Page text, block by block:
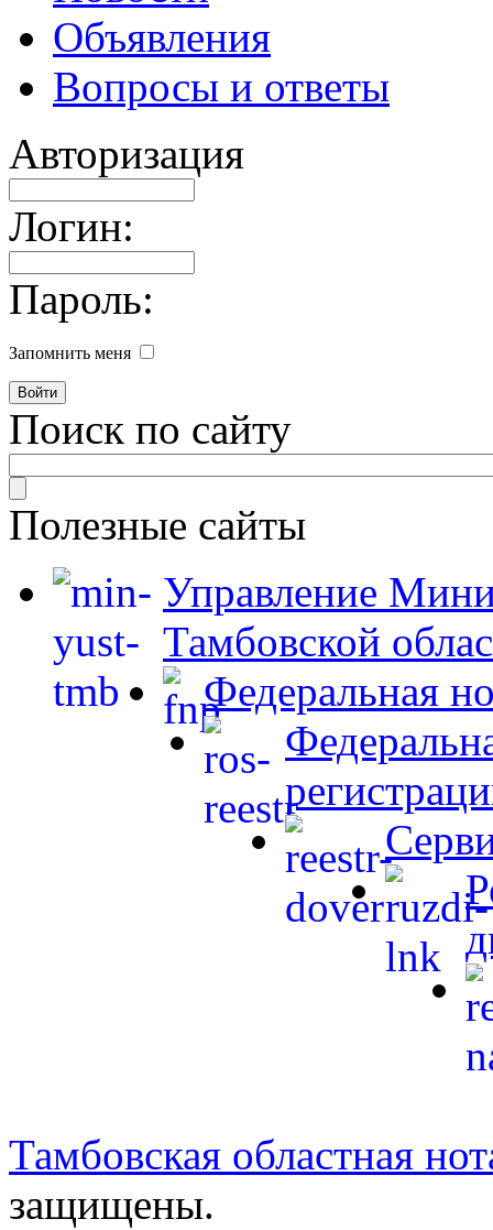
Объявления
Вопросы и ответы
Авторизация
Логин:
Пароль:
Запомнить меня
Поиск по сайту
Полезные сайты
Управление
Тамбовской
Федеральная
Тамбовская областная
защищены.